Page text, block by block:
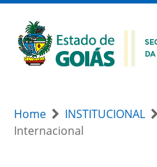
Home INSTITUCIONAL
Internacional